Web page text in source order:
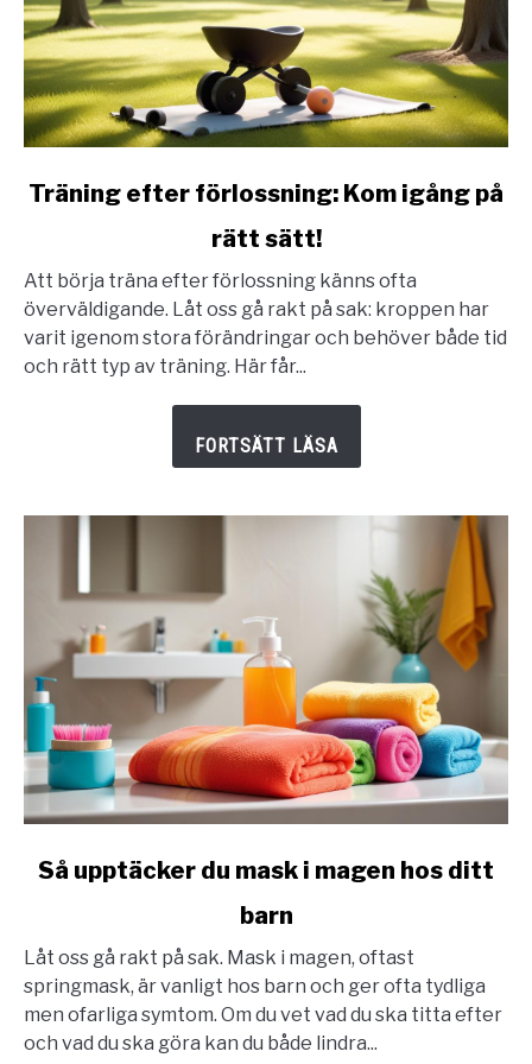
link
efter
förlossning:
Kom
igång
Träning efter förlossning: Kom igång på
rätt sätt!
Att börja träna efter förlossning känns ofta
överväldigande. Låt oss gå rakt på sak: kroppen har
varit igenom stora förändringar och behöver både tid
och rätt typ av träning. Här får...
link
upptäcker
mask
Så upptäcker du mask i magen hos ditt
barn
Låt oss gå rakt på sak. Mask i magen, oftast
springmask, är vanligt hos barn och ger ofta tydliga
men ofarliga symtom. Om du vet vad du ska titta efter
och vad du ska göra kan du både lindra...